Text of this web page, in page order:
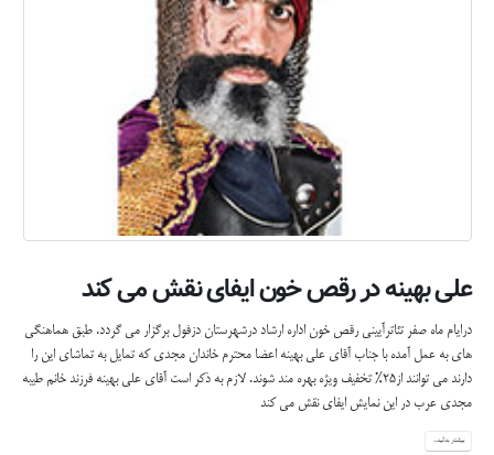
علی بهینه در رقص خون ایفای نقش می کند
درایام ماه صفر تئاترآیینی رقص خون اداره ارشاد درشهرستان دزفول برگزار می گردد. طبق هماهنگی
های به عمل آمده با جناب آقای علی بهینه اعضا محترم خاندان مجدی که تمایل به تماشای این را
دارند می توانند از25% تخفیف ویژه بهره مند شوند.
لازم به ذکر است آقای علی بهینه فرزند خانم طیبه
مجدی عرب در این نمایش ایفای نقش می کند
بیشتر بدانید...